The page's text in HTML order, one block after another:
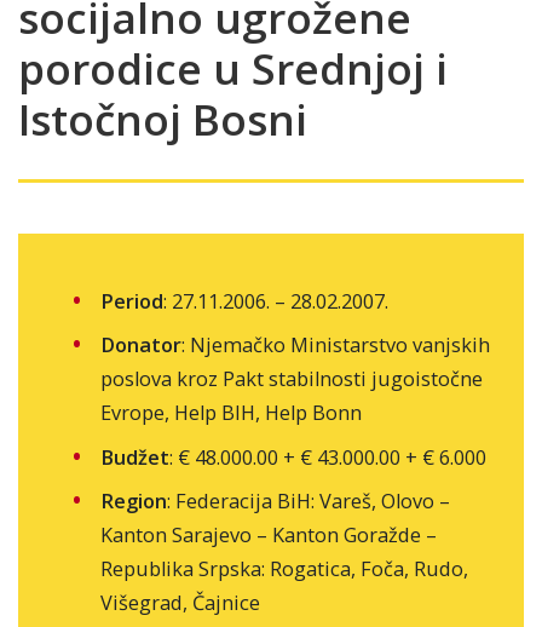
socijalno ugrožene
porodice u Srednjoj i
Istočnoj Bosni
Period: 27.11.2006. – 28.02.2007.
Donator: Njemačko Ministarstvo vanjskih
poslova kroz Pakt stabilnosti jugoistočne
Evrope, Help BIH, Help Bonn
Budžet: € 48.000.00 + € 43.000.00 + € 6.000
Region: Federacija BiH: Vareš, Olovo –
Kanton Sarajevo – Kanton Goražde –
Republika Srpska: Rogatica, Foča, Rudo,
Višegrad, Čajnice